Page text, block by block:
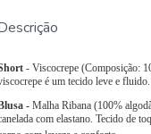
- Viscocrepe (Composição:
é um tecido leve e fluido.
- Malha Ribana (100%
com elastano. Tecido de